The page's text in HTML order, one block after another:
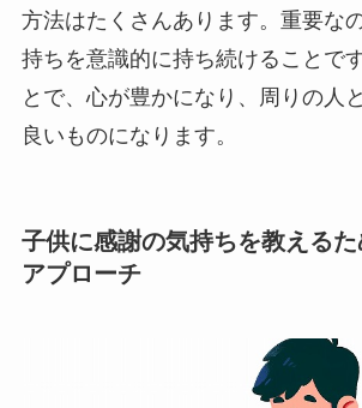
方法はたくさんあります。重要な
持ちを意識的に持ち続けることで
とで、心が豊かになり、周りの人
良いものになります。
子供に感謝の気持ちを教える
アプローチ